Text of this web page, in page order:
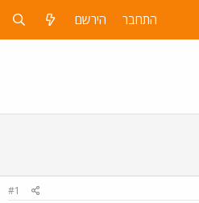
התחבר הירשם
#1